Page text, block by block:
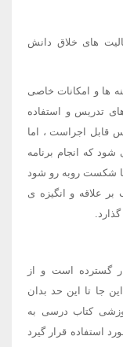
های خلاق دانش
ها و امکانات خاصی
تدریس و استفاده
قابل اجراست ، اما
که انجام برنامه
شکست روبه رو شود
بر علاقه و انگیزه ی
گسترده است و از
جا تا این حد بدان
کتاب درسی به
استفاده قرار گیرد